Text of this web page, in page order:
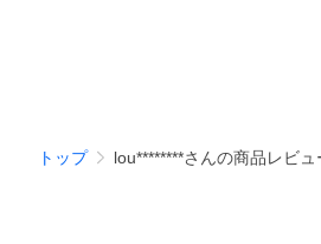
トップ lou********さんの商品レビュ